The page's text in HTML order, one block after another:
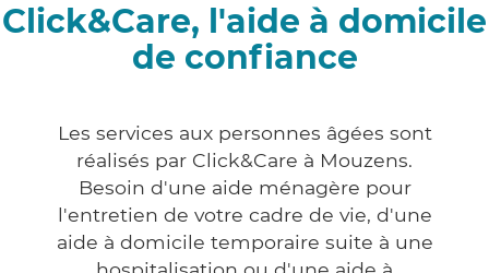
Click&Care, l'aide à domicile
de confiance
Les services aux personnes âgées sont
réalisés par Click&Care à Mouzens.
Besoin d'une aide ménagère pour
l'entretien de votre cadre de vie, d'une
aide à domicile temporaire suite à une